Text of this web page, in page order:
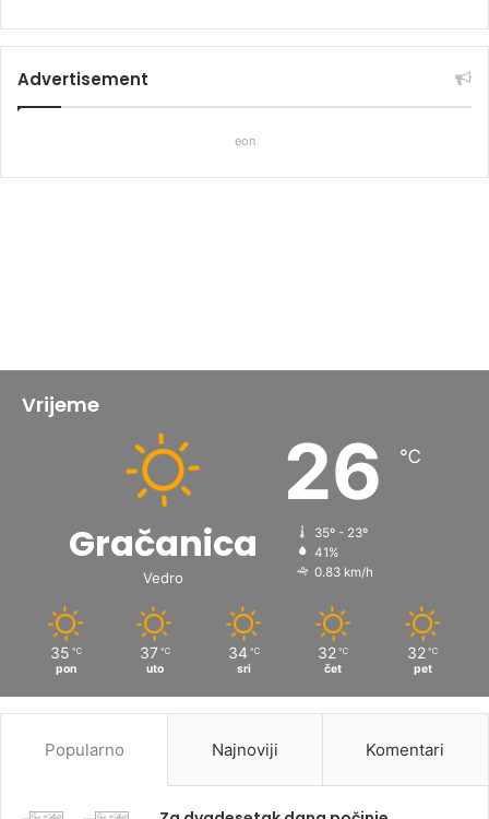
Advertisement
eon
Vrijeme
Gračanica
Vedro
26 ℃
35º - 23º
41%
0.83 km/h
35 ℃
pon
37 ℃
uto
34 ℃
sri
32 ℃
čet
32 ℃
pet
Popularno Najnoviji Komentari